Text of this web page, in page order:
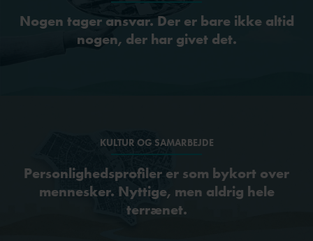
Nogen tager ansvar. Der er bare ikke altid
nogen, der har givet det.
KULTUR OG SAMARBEJDE
Personlighedsprofiler er som bykort over
mennesker. Nyttige, men aldrig hele
terrænet.